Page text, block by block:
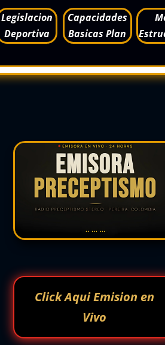
Legislacion
Deportiva
Capacidades
Basicas Plan
Click Aqui Emision en
Vivo